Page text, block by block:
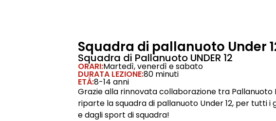
Squadra di pallanuoto Under
Squadra di Pallanuoto UNDER 12
ORARI:Martedì, venerdì e sabato
DURATA LEZIONE:80 minuti
ETÀ:8-14 anni
Grazie alla rinnovata collaborazione tra
riparte la squadra di pallanuoto Under 12, per tutti i
e dagli sport di squadra!